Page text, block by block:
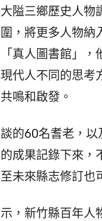
隘三鄉歷史人物
，將更多人物納
真人圖書館」，
代人不同的思考
鳴和啟發。
的60名耆老，以
成果記錄下來，
未來縣志修訂也
，新竹縣百年人